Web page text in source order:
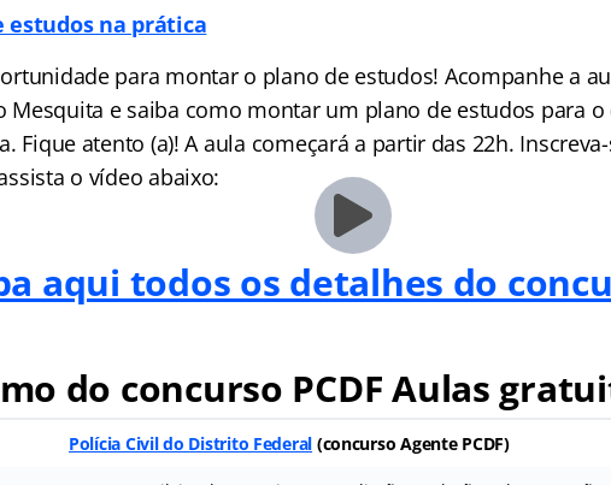
estudos na prática
para montar o plano de estudos! Acompanhe a
Mesquita e saiba como montar um plano de estudos para o
Fique atento (a)! A aula começará a partir das 22h.
o vídeo abaixo:
aqui todos os detalhes do
do concurso PCDF Aulas
Polícia Civil do Distrito Federal (concurso Agente PCDF)